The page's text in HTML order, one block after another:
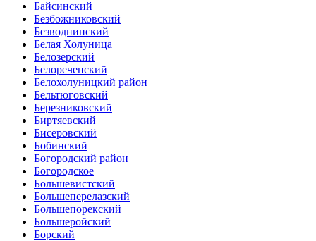
Байсинский
Безбожниковский
Безводнинский
Белая Холуница
Белозерский
Белореченский
Белохолуницкий район
Бельтюговский
Березниковский
Биртяевский
Бисеровский
Бобинский
Богородский район
Богородское
Большевистский
Большеперелазский
Большепорекский
Большеройский
Борский